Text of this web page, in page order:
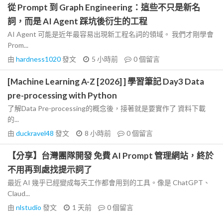
從 Prompt 到 Graph Engineering：這些不只是新名
詞，而是 AI Agent 踩坑後衍生的工程
AI Agent 可能是近年最容易出現新工程名詞的領域。 我們才剛學會
Prom...
由 hardness1020發文 5 小時前 0個留言
[Machine Learning A-Z [2026] ] 學習筆記 Day3 Data
pre-processing with Python
了解Data Pre-processing的概念後，接著就是要實作了 資料下載
的...
由 duckravel48 發文 8 小時前 0個留言
【分享】台灣團隊開發 免費 AI Prompt 管理網站，終於
不用再到處找提示詞了
最近 AI 幾乎已經變成每天工作都會用到的工具。像是 ChatGPT、
Claud...
由 nlstudio 發文 1 天前 0個留言